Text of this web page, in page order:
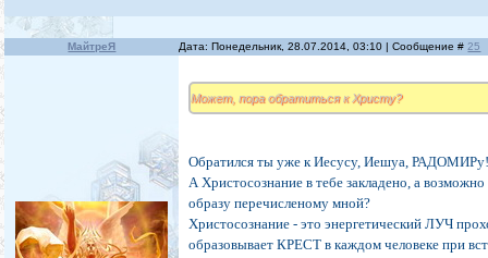
МайтреЯ Дата: Понедельник, 28.07.2014, 03:10 | Сообщение #25
Может, пора обратиться к Христу?
Обратился ты уже к Иесусу, Иешуа,
А Христосознание в тебе закладено, а
образу перечисленому мной?
Христосознание - это энергетический ЛУЧ
образовывает КРЕСТ в каждом человеке при